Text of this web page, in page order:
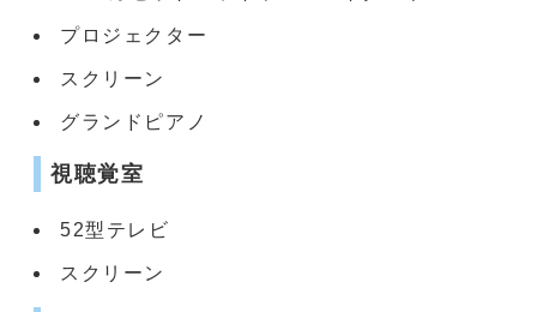
プロジェクター
スクリーン
グランドピアノ
視聴覚室
52型テレビ
スクリーン